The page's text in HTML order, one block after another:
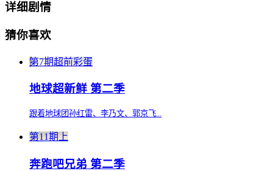
详细剧情
猜你喜欢
第7期超前彩蛋
地球超新鲜 第二季
跟着地球团孙红雷、李乃文、郭京飞...
第11期上
奔跑吧兄弟 第二季